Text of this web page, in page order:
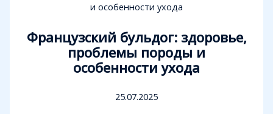
и особенности ухода
Французский бульдог: здоровье,
проблемы породы и
особенности ухода
25.07.2025